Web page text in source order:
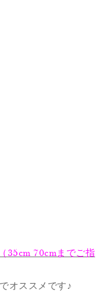
35cm 70cmまでご指
オススメです♪